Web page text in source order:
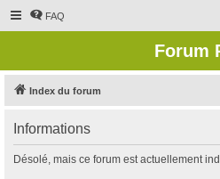
FAQ
Forum
Index du forum
Informations
Désolé, mais ce forum est actuellement